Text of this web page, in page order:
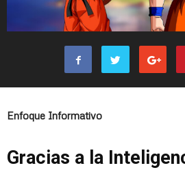
Enfoque Informativo
Gracias a la